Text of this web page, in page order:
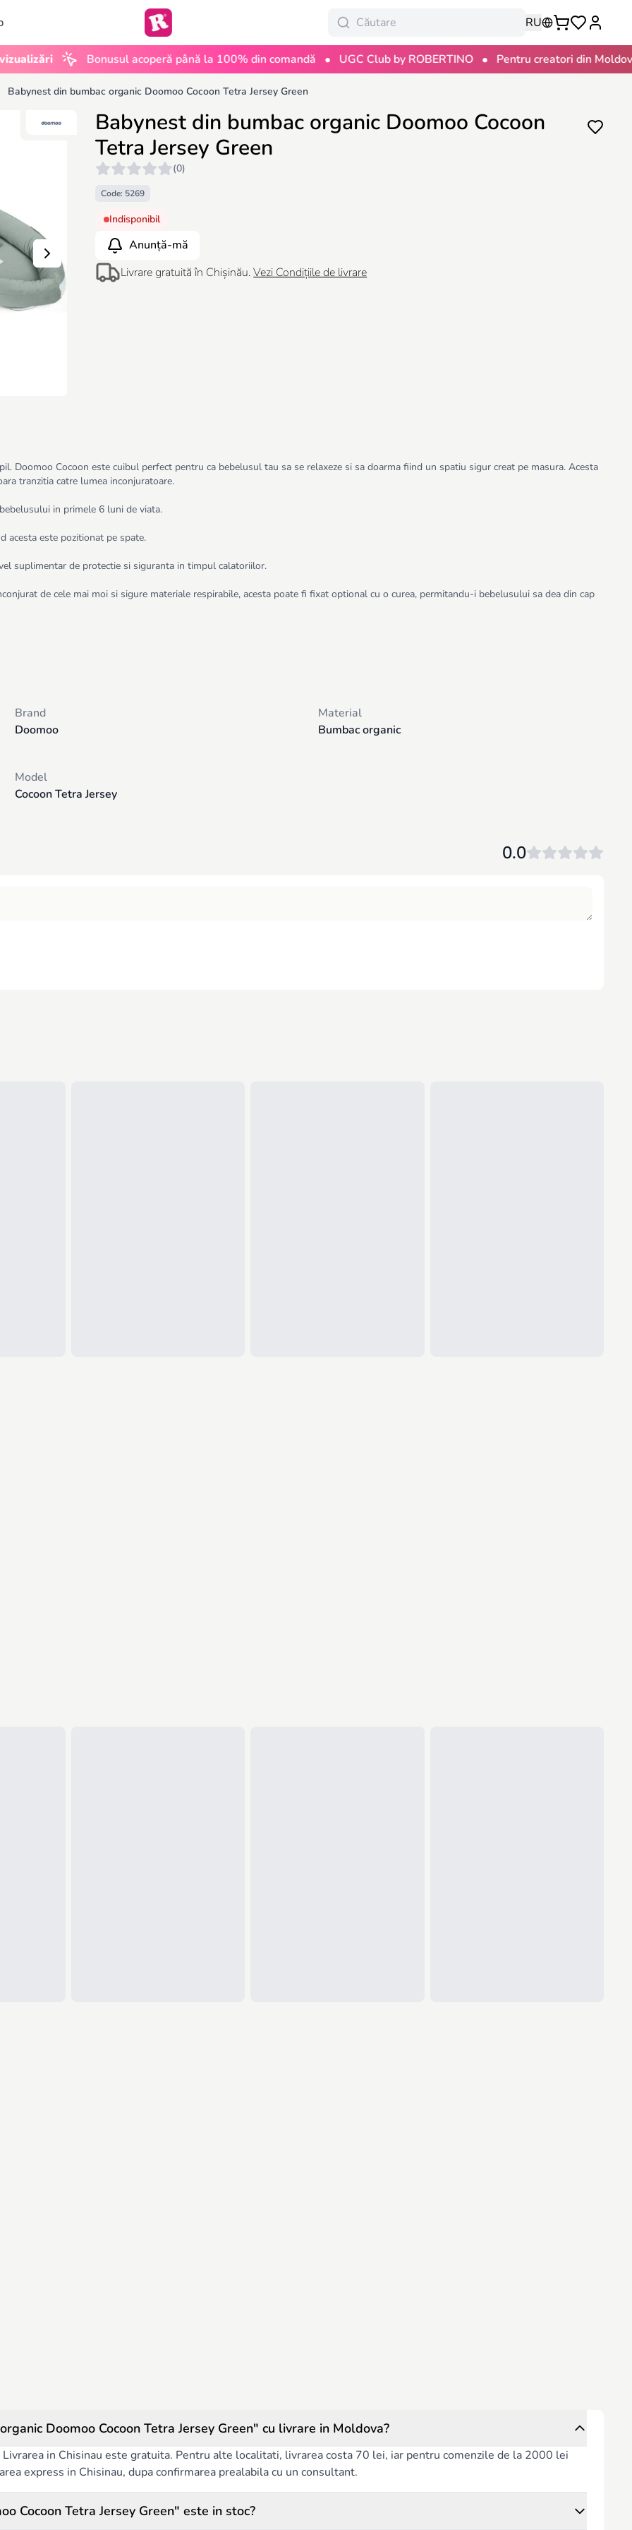
RU
Bonusul acoperă până la 100% din comandă • UGC Club by ROBERTINO • Pentru creatori din Moldova •
Babynest din bumbac organic Doomoo Cocoon Tetra Jersey Green
Babynest din bumbac organic Doomoo Cocoon
Tetra Jersey Green
(0)
Code: 5269
Indisponibil
Anunță-mă
Livrare gratuită în Chișinău.Vezi Condițiile de livrare
Doomoo Cocoon este cuibul perfect pentru ca bebelusul tau sa se relaxeze si sa doarma fiind un spatiu sigur creat pe masura. Acesta
tranzitia catre lumea inconjuratoare.
in primele 6 luni de viata.
acesta este pozitionat pe spate.
suplimentar de protectie si siguranta in timpul calatoriilor.
de cele mai moi si sigure materiale respirabile, acesta poate fi fixat optional cu o curea, permitandu-i bebelusului sa dea din cap
bebelusului, Cocoon reprezinta un mic cuib pe care nou-nascutul tau il poate aprecia pana la varsta de 6 luni. Husa detasabila a lui
Certificarea OEKO-TEX® atesta ca fiecare componenta a produsului, de la tesatura la fir si accesorii, a fost testata riguros
Brand
Doomoo
Material
Bumbac organic
Model
Cocoon Tetra Jersey
0.0
Doomoo Cocoon Tetra Jersey Green" cu livrare in Moldova?
in Chisinau este gratuita. Pentru alte localitati, livrarea costa 70 lei, iar pentru comenzile de la 2000 lei
express in Chisinau, dupa confirmarea prealabila cu un consultant.
Cocoon Tetra Jersey Green" este in stoc?